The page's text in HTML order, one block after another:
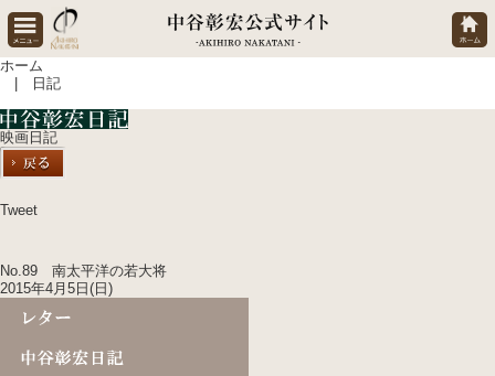
ホーム
| 日記
映画日記
Tweet
No.89 南太平洋の若大将
2015年4月5日(日)